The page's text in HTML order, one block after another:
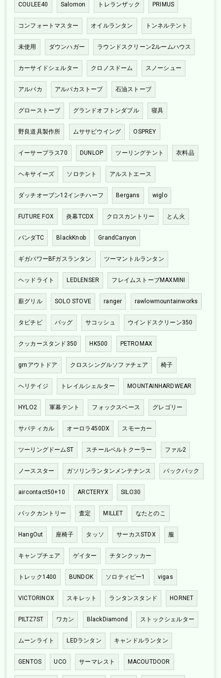
COULEE40 Salomon トレランザック PRIMUS
コンフォートマスター オイルランタン トンネルテント
未使用 ダウンハガー ラウンドスクリーン2ルームハウス
カーサイドシェルター クロノスドーム スノーシュー
アルパカ アルパカストーブ 石油ストーブ
グローストーブ グランドオフトンダブル 寝具
野良道具製作所 ムササビウイング OSPREY
イーサープラス70 DUNLOP ツーリングテント 衣料品
ヘキサイーズ ソロテント アルストエース
ダッチオーブン12インチハーフ Bergans wiglo
FUTURE FOX 炎幕TCDX クロスカントリー とん火
パンダTC BlackKnob GrandCanyon
ギガパワーBFガスランタン ツーマントルランタン
ヘッドライト LEDLENSER フレイムストーブMAXMINI
薪グリル SOLO STOVE ranger rawlowmountainworks
タビチビ バッグ サコッシュ ウインドスクリーン350
クッカースタンド350 HK500 PETROMAX
grnアウトドア クロスシングルソファチェア 椅子
ヘリテイジ トレイルシェルター MOUNTAINHARDWEAR
HYLO2 軍幕テント フォックスベース グレゴリー
サバティカル オーロラ450DX スモーカー
ツーリングドームST スチールベルトクーラー ファル2
ノーススター ガソリンランタンメンテナンス バックパック
aircontact50+10 ARCTERYX SILO30
バックカントリー 査定 MILLET なたとのこ
HangOut 座椅子 タッソ サーカスSTDX 服
キャンプチェア ゲイター チタンクッカー
トレック1400 BUNDOK ソロティピー1 vigas
VICTORINOX スキレット ランタンスタンド HORNET
PILTZ7ST ワカン BlackDiamond ストックシェルター
ムーンライト LEDランタン キャンドルランタン
GENTOS UCO サーマレスト MACOUTDOOR